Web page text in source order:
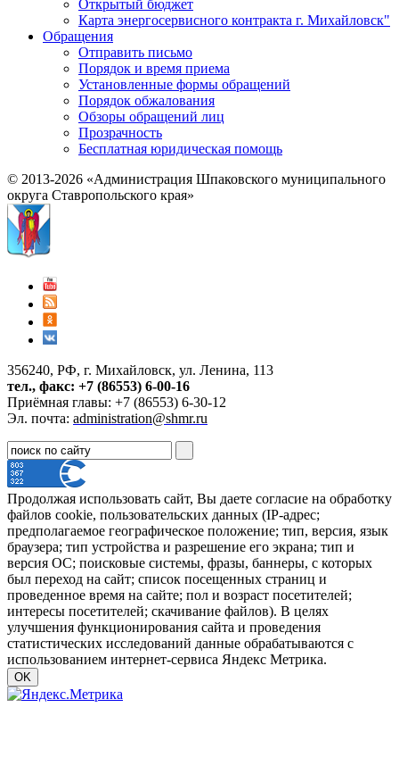
Открытый бюджет
Карта энергосервисного контракта г. Михайловск"
Обращения
Отправить письмо
Порядок и время приема
Установленные формы обращений
Порядок обжалования
Обзоры обращений лиц
Прозрачность
Бесплатная юридическая помощь
© 2013-2026 «Администрация Шпаковского муниципального
округа Ставропольского края»
356240, РФ, г. Михайловск, ул. Ленина, 113
тел., факс: +7 (86553) 6-00-16
Приёмная главы: +7 (86553) 6-30-12
Эл. почта: administration@shmr.ru
Продолжая использовать сайт, Вы даете согласие на обработку
файлов cookie, пользовательских данных (IP-адрес;
предполагаемое географическое положение; тип, версия, язык
браузера; тип устройства и разрешение его экрана; тип и
версия ОС; поисковые системы, фразы, баннеры, с которых
был переход на сайт; список посещенных страниц и
проведенное время на сайте; пол и возраст посетителей;
интересы посетителей; скачивание файлов). В целях
улучшения функционирования сайта и проведения
статистических исследований данные обрабатываются с
использованием интернет-сервиса Яндекс Метрика.
OK